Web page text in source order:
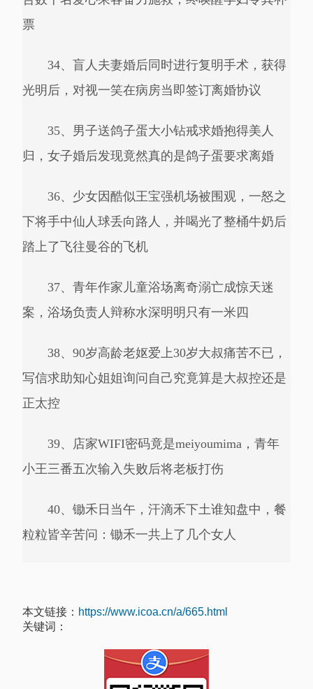
票
34、盲人夫妻婚后同时进行复明手术，获得
光明后，对视一笑在病房当即签订离婚协议
35、男子送鸽子蛋大小钻戒求婚抱得美人
归，女子婚后发现竟然真的是鸽子蛋要求离婚
36、少女因酷似王宝强机场被围观，一怒之
下将手中仙人球丢向路人，并喝光了整桶牛奶后
踏上了飞往曼谷的飞机
37、青年作家儿童浴场离奇溺亡成惊天迷
案，浴场负责人辩称水深明明只有一米四
38、90岁高龄老妪爱上30岁大叔痛苦不已，
写信求助知心姐姐询问自己究竟算是大叔控还是
正太控
39、店家WIFI密码竟是meiyoumima，青年
小王三番五次输入失败后将老板打伤
40、锄禾日当午，汗滴禾下土谁知盘中，餐
粒粒皆辛苦问：锄禾一共上了几个女人
本文链接： https://www.icoa.cn/a/665.html
关键词：